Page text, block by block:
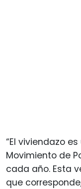
“El viviendazo
Movimiento de
cada año. Esta
que